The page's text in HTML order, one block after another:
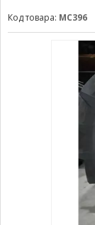
Код товара: MC396